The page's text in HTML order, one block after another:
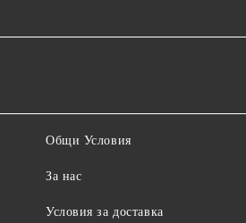
Общи Условия
За нас
Условия за доставка